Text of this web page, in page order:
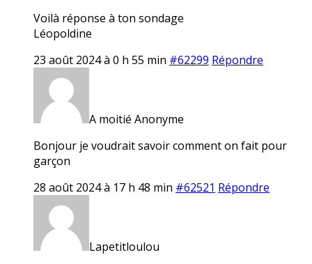
Voilà réponse à ton sondage
Léopoldine
23 août 2024 à 0 h 55 min #62299 Répondre
A moitié Anonyme
Bonjour je voudrait savoir comment on fait pour
garçon
28 août 2024 à 17 h 48 min #62521 Répondre
Lapetitloulou